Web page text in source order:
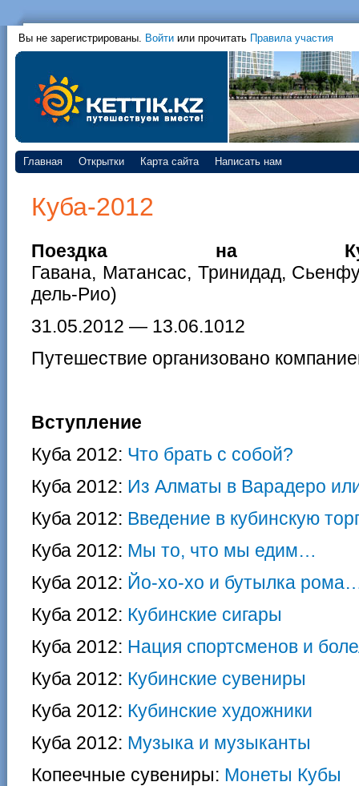
Вы не зарегистрированы. Войти или прочитать Правила участия
Главная Открытки Карта сайта Написать нам
Куба-2012
Поездка на
Гавана, Матансас, Тринидад,
дель-Рио)
31.05.2012 — 13.06.1012
Путешествие организовано
Вступление
Куба 2012: Что брать с собой?
Куба 2012: Из Алматы в Варадеро
Куба 2012: Введение в кубинскую
Куба 2012: Мы то, что мы едим…
Куба 2012: Йо-хо-хо и бутылка
Куба 2012: Кубинские сигары
Куба 2012: Нация спортсменов и
Куба 2012: Кубинские сувениры
Куба 2012: Кубинские художники
Куба 2012: Музыка и музыканты
Копеечные сувениры: Монеты Кубы